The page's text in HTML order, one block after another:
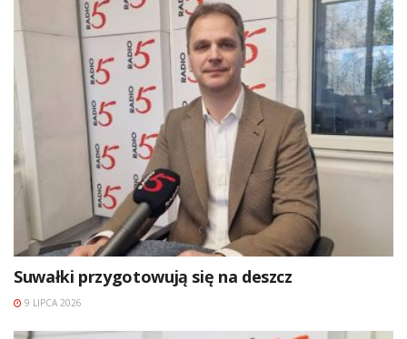
Suwałki przygotowują się na deszcz
9 LIPCA 2026